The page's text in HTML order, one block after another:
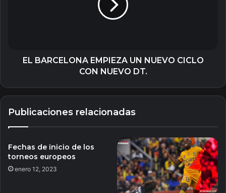
EL BARCELONA EMPIEZA UN NUEVO CICLO
CON NUEVO DT.
Publicaciones relacionadas
Fechas de inicio de los
torneos europeos
enero 12, 2023